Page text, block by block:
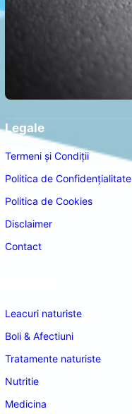
Legale
Termeni și Condiții
Politica de Confidențialitate
Politica de Cookies
Disclaimer
Contact
Leacuri naturiste
Boli & Afectiuni
Tratamente naturiste
Nutritie
Medicina